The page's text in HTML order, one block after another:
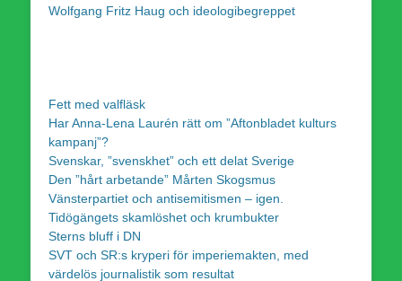
Wolfgang Fritz Haug och ideologibegreppet
Fett med valfläsk
Har Anna-Lena Laurén rätt om ”Aftonbladet kulturs
kampanj”?
Svenskar, ”svenskhet” och ett delat Sverige
Den ”hårt arbetande” Mårten Skogsmus
Vänsterpartiet och antisemitismen – igen.
Tidögängets skamlöshet och krumbukter
Sterns bluff i DN
SVT och SR:s kryperi för imperiemakten, med
värdelös journalistik som resultat